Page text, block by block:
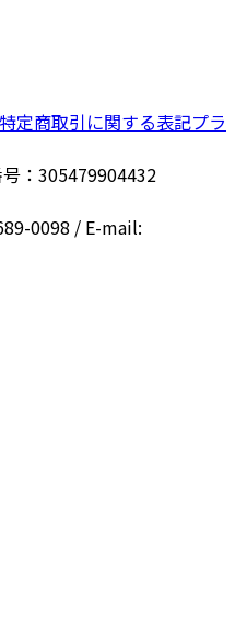
特定商取引に関する表記プラ
：305479904432
0098 / E-mail: